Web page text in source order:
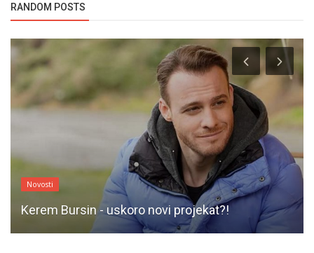
RANDOM POSTS
Novosti
Kerem Bursin - uskoro novi projekat?!